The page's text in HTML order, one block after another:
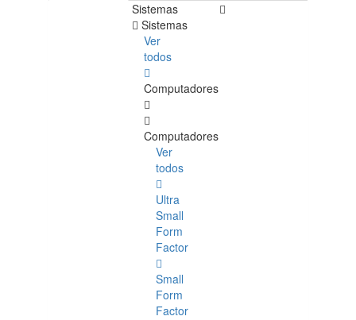
Sistemas
Sistemas
Ver
todos
Computadores
Computadores
Ver
todos
Ultra
Small
Form
Factor
Small
Form
Factor